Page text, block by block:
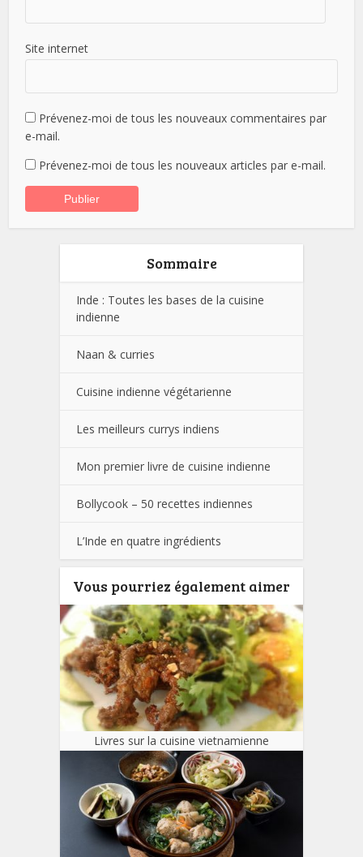
Site internet
Prévenez-moi de tous les nouveaux commentaires par
e-mail.
Prévenez-moi de tous les nouveaux articles par e-mail.
Sommaire
Inde : Toutes les bases de la cuisine
indienne
Naan & curries
Cuisine indienne végétarienne
Les meilleurs currys indiens
Mon premier livre de cuisine indienne
Bollycook – 50 recettes indiennes
L’Inde en quatre ingrédients
Vous pourriez également aimer
Livres sur la cuisine vietnamienne